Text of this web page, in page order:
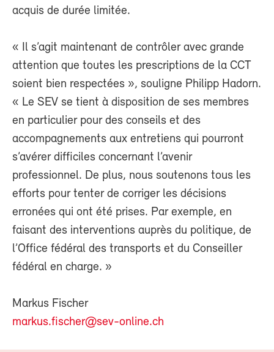
acquis de durée limitée.
« Il s’agit maintenant de contrôler avec grande
attention que toutes les prescriptions de la CCT
soient bien respectées », souligne Philipp Hadorn.
« Le SEV se tient à disposition de ses membres
en particulier pour des conseils et des
accompagnements aux entretiens qui pourront
s’avérer difficiles concernant l’avenir
professionnel. De plus, nous soutenons tous les
efforts pour tenter de corriger les décisions
erronées qui ont été prises. Par exemple, en
faisant des interventions auprès du politique, de
l’Office fédéral des transports et du Conseiller
fédéral en charge. »
Markus Fischer
markus.fischer@sev-online.ch